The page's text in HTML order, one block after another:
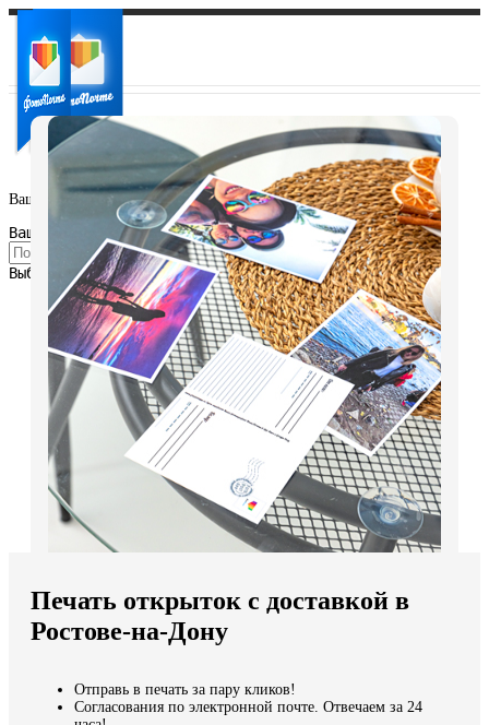
Ваш город:
Ваш регион доставки
Выберите из списка:
Мы доставляем по всему миру
Продолжить без города
Печать открыток с доставкой в
Ростове-на-Дону
Отправь в печать за пару кликов!
Согласования по электронной почте. Отвечаем за 24